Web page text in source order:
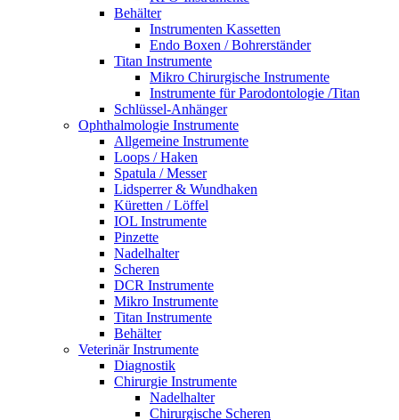
Behälter
Instrumenten Kassetten
Endo Boxen / Bohrerständer
Titan Instrumente
Mikro Chirurgische Instrumente
Instrumente für Parodontologie /Titan
Schlüssel-Anhänger
Ophthalmologie Instrumente
Allgemeine Instrumente
Loops / Haken
Spatula / Messer
Lidsperrer & Wundhaken
Küretten / Löffel
IOL Instrumente
Pinzette
Nadelhalter
Scheren
DCR Instrumente
Mikro Instrumente
Titan Instrumente
Behälter
Veterinär Instrumente
Diagnostik
Chirurgie Instrumente
Nadelhalter
Chirurgische Scheren